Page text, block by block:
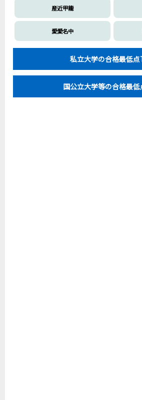
産近甲龍
愛愛名中
私立大学の合格最低点
国公立大学等の合格最